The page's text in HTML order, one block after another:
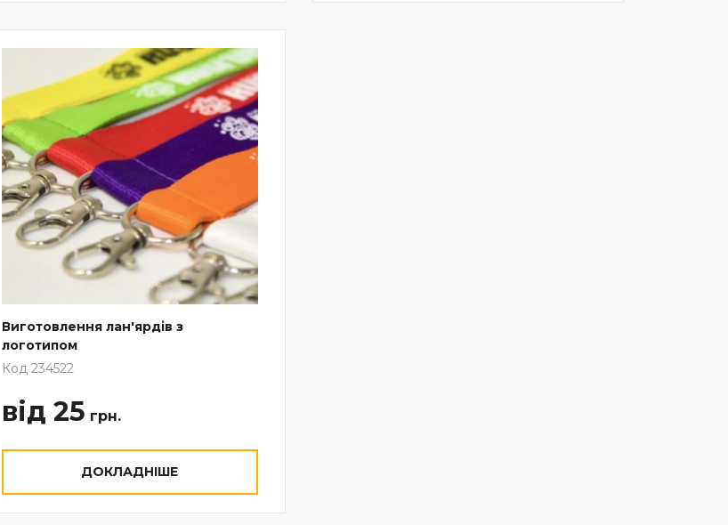
Виготовлення лан'ярдів з
логотипом
Код 234522
від 25 грн.
ДОКЛАДНІШЕ